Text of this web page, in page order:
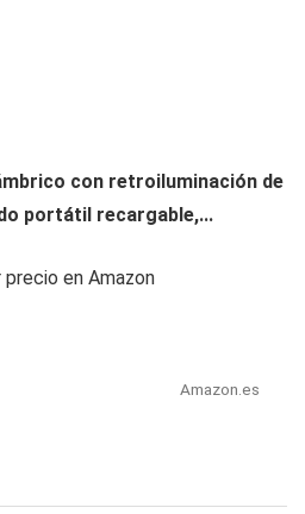
con retroiluminación de
portátil recargable,...
precio en Amazon
Amazon.es